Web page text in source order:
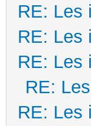
RE: Les
RE: Les
RE: Les
RE:
RE: Les